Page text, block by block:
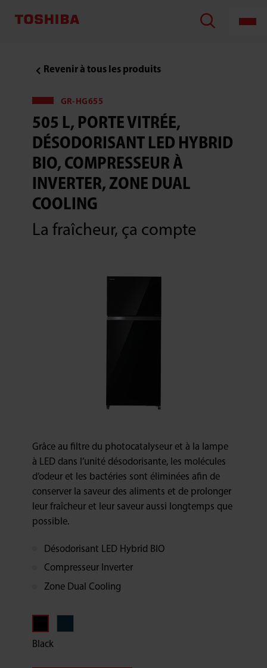
Revenir à tous les produits
GR-HG655
505 L, PORTE VITRÉE,
DÉSODORISANT LED HYBRID
BIO, COMPRESSEUR À
INVERTER, ZONE DUAL
COOLING
La fraîcheur, ça compte
Grâce au filtre du photocatalyseur et à la lampe
à LED dans l’unité désodorisante, les molécules
d’odeur et les bactéries sont éliminées afin de
conserver la saveur des aliments et de prolonger
leur fraîcheur et leur saveur aussi longtemps que
possible.
Désodorisant LED Hybrid BIO
Compresseur Inverter
Zone Dual Cooling
Black